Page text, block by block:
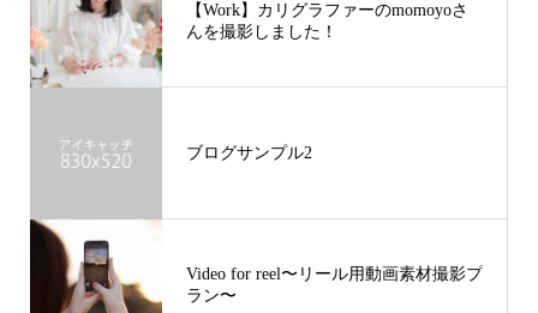
【Work】カリグラファーのmomoyoさ
んを撮影しました！
ブログサンプル2
Video for reel〜リール用動画素材撮影プ
ラン〜